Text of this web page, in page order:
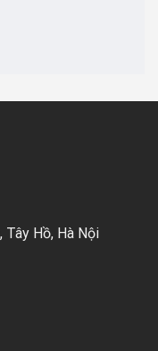
Tây Hồ, Hà Nội